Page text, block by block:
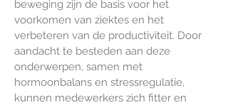
beweging zijn de basis voor het
voorkomen van ziektes en het
verbeteren van de productiviteit. Door
aandacht te besteden aan deze
onderwerpen, samen met
hormoonbalans en stressregulatie,
kunnen medewerkers zich fitter en